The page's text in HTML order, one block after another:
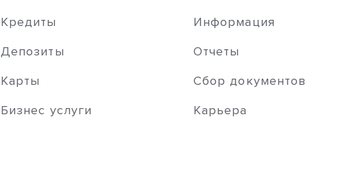
Кредиты
Депозиты
Карты
Бизнес услуги
Информация
Отчеты
Сбор документов
Карьера